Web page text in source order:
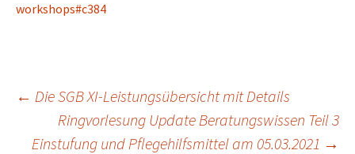
workshops#c384
Beitragsnavigation
← Die SGB XI-Leistungsübersicht mit Details
Ringvorlesung Update Beratungswissen Teil 3
Einstufung und Pflegehilfsmittel am 05.03.2021 →